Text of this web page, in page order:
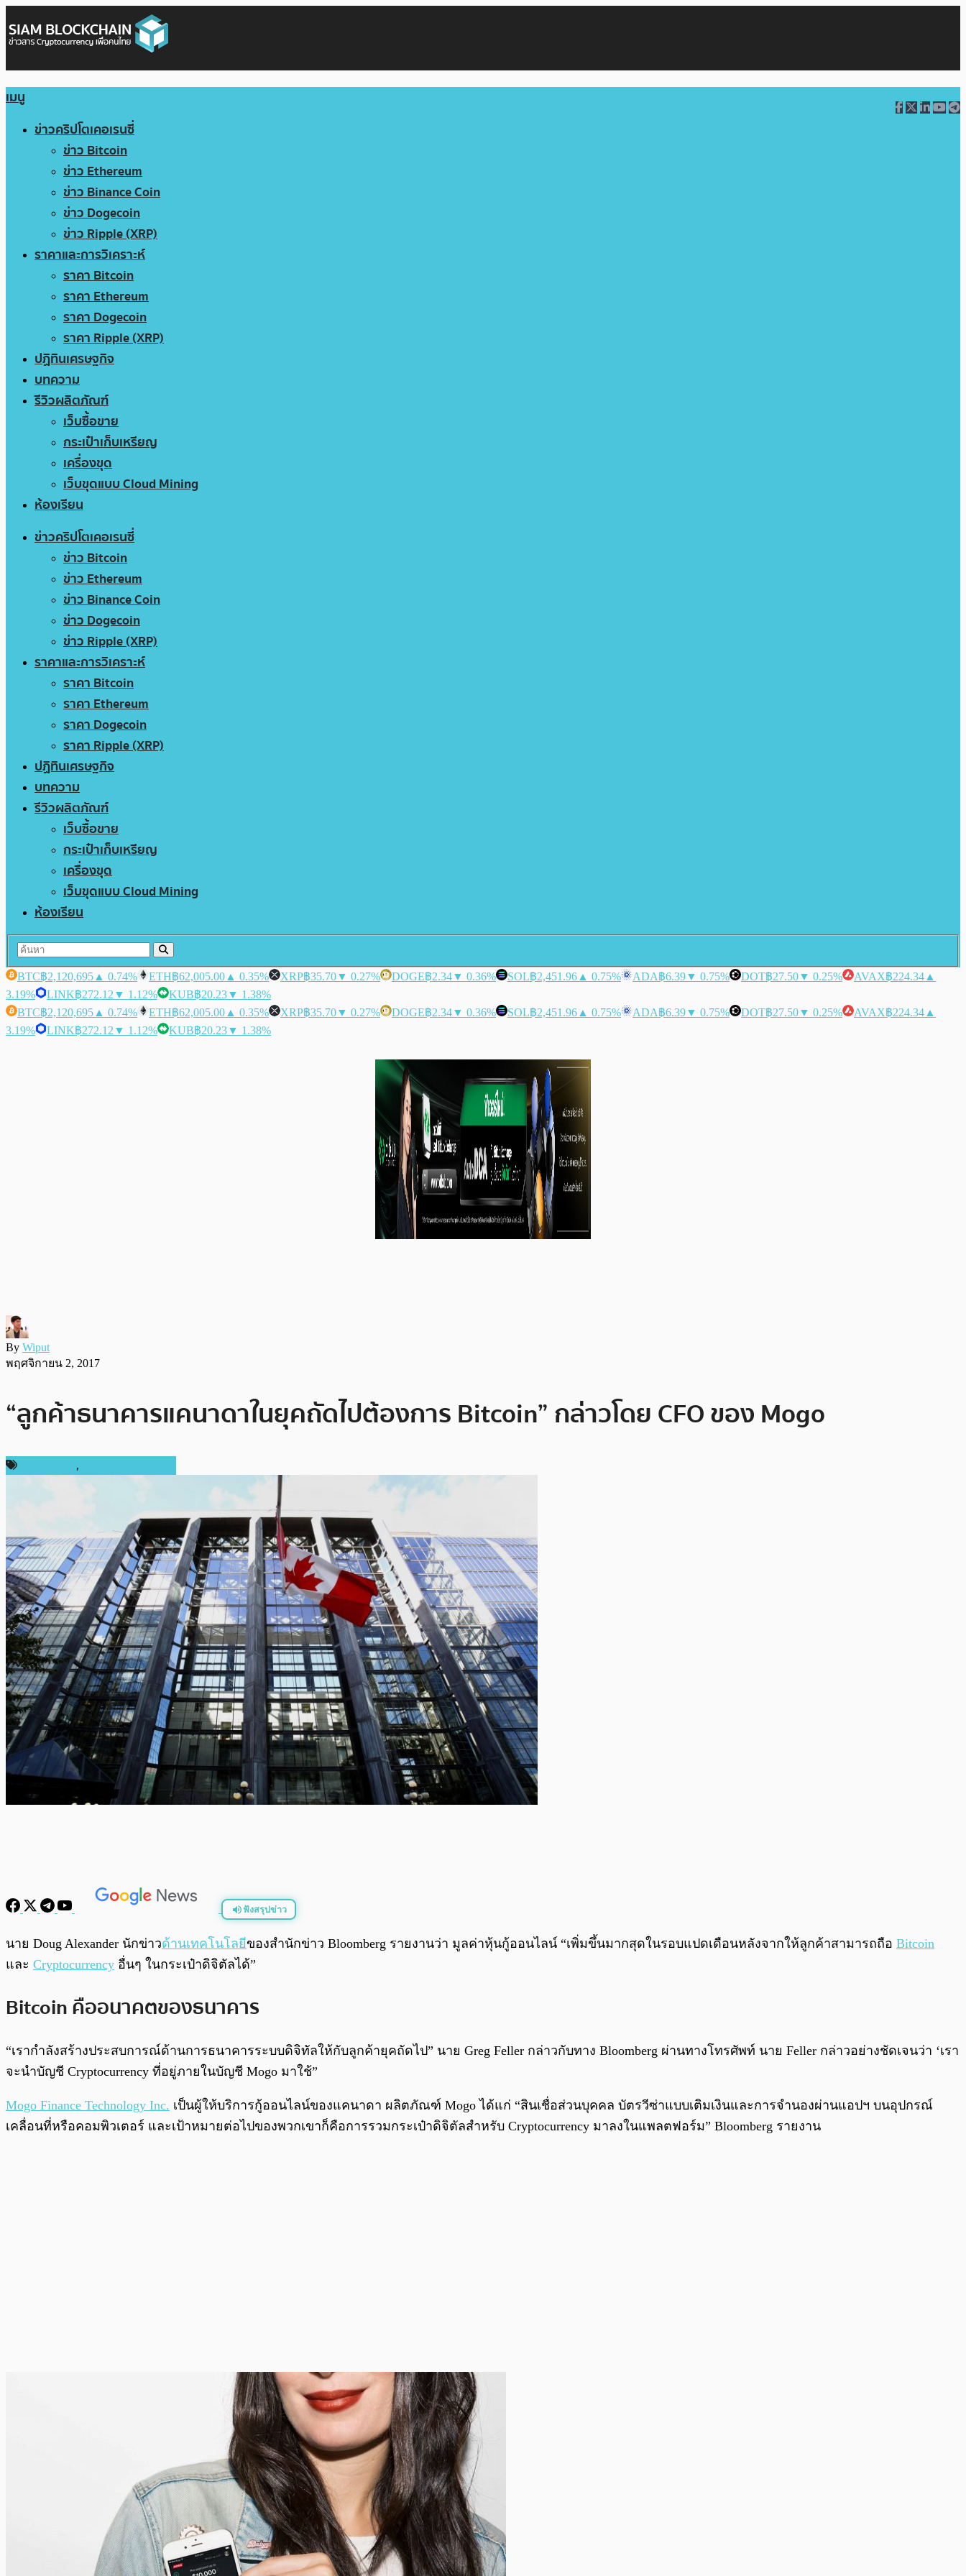
เมนู
ข่าวคริปโตเคอเรนซี่
ข่าว Bitcoin
ข่าว Ethereum
ข่าว Binance Coin
ข่าว Dogecoin
ข่าว Ripple (XRP)
ราคาและการวิเคราะห์
ราคา Bitcoin
ราคา Ethereum
ราคา Dogecoin
ราคา Ripple (XRP)
ปฏิทินเศรษฐกิจ
บทความ
รีวิวผลิตภัณฑ์
เว็บซื้อขาย
กระเป๋าเก็บเหรียญ
เครื่องขุด
เว็บขุดแบบ Cloud Mining
ห้องเรียน
ข่าวคริปโตเคอเรนซี่
ข่าว Bitcoin
ข่าว Ethereum
ข่าว Binance Coin
ข่าว Dogecoin
ข่าว Ripple (XRP)
ราคาและการวิเคราะห์
ราคา Bitcoin
ราคา Ethereum
ราคา Dogecoin
ราคา Ripple (XRP)
ปฏิทินเศรษฐกิจ
บทความ
รีวิวผลิตภัณฑ์
เว็บซื้อขาย
กระเป๋าเก็บเหรียญ
เครื่องขุด
เว็บขุดแบบ Cloud Mining
ห้องเรียน
BTC฿2,120,695 ▲ 0.74% ETH฿62,005.00 ▲ 0.35% XRP฿35.70▼ 0.27% DOGE฿2.34▼ 0.36% SOL฿2,451.96 ▲ 0.75% ADA฿6.39▼ 0.75% DOT฿27.50▼ 0.25% AVAX฿224.34 ▲
3.19%
LINK฿272.12 ▼ 1.12% KUB฿20.23▼ 1.38%
BTC฿2,120,695 ▲ 0.74% ETH฿62,005.00 ▲ 0.35% XRP฿35.70▼ 0.27% DOGE฿2.34▼ 0.36% SOL฿2,451.96 ▲ 0.75% ADA฿6.39▼ 0.75% DOT฿27.50▼ 0.25% AVAX฿224.34 ▲
3.19%
LINK฿272.12 ▼ 1.12% KUB฿20.23▼ 1.38%
By Wiput
พฤศจิกายน 2, 2017
“ลูกค้าธนาคารแคนาดาในยุคถัดไปต้องการ Bitcoin” กล่าวโดย CFO ของ Mogo
,
ฟังสรุปข่าว
พร้อมเล่น 0:00/ 0:00
นาย Doug Alexander นักข่าวด้านเทคโนโลยีของสำนักข่าว Bloomberg รายงานว่า มูลค่าหุ้นกู้ออนไลน์ “เพิ่มขึ้นมากสุดในรอบแปดเดือนหลังจากให้ลูกค้าสามารถถือ Bitcoin
และ Cryptocurrency อื่นๆ ในกระเป๋าดิจิตัลได้”
Bitcoin คืออนาคตของธนาคาร
“เรากำลังสร้างประสบการณ์ด้านการธนาคารระบบดิจิทัลให้กับลูกค้ายุคถัดไป” นาย Greg Feller กล่าวกับทาง Bloomberg ผ่านทางโทรศัพท์ นาย Feller กล่าวอย่างชัดเจนว่า ‘เรา
จะนำบัญชี Cryptocurrency ที่อยู่ภายในบัญชี Mogo มาใช้”
Mogo Finance Technology Inc. เป็นผู้ให้บริการกู้ออนไลน์ของแคนาดา ผลิตภัณฑ์ Mogo ได้แก่ “สินเชื่อส่วนบุคคล บัตรวีซ่าแบบเติมเงินและการจำนองผ่านแอปฯ บนอุปกรณ์
เคลื่อนที่หรือคอมพิวเตอร์ และเป้าหมายต่อไปของพวกเขาก็คือการรวมกระเป๋าดิจิตัลสำหรับ Cryptocurrency มาลงในแพลตฟอร์ม” Bloomberg รายงาน